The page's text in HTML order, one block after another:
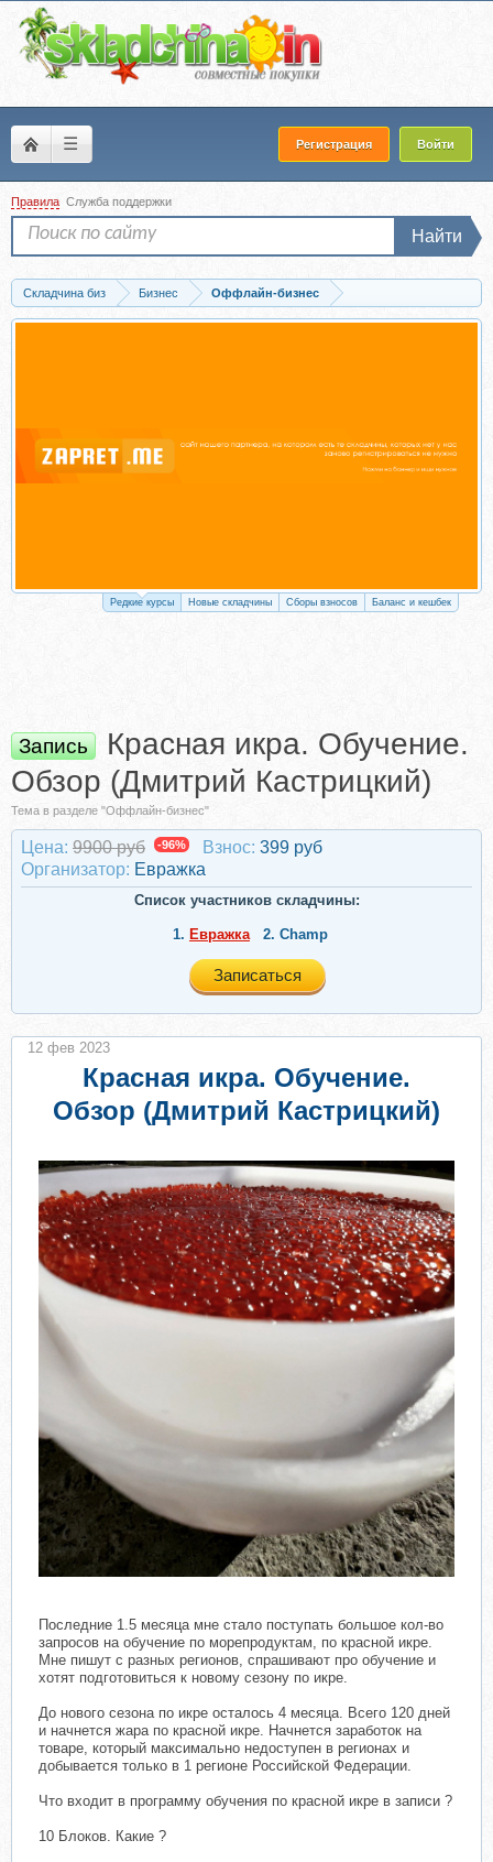
☰ Регистрация Войти
Правила Служба поддержки
Найти
Складчина биз Бизнес
Оффлайн-бизнес
Запись Красная икра. Обучение. Обзор (Дмитрий Кастрицкий)
Редкие курсы Новые складчины Сборы взносов Баланс и кешбек
Запись
Красная икра. Обучение.
Обзор (Дмитрий Кастрицкий)
Тема в разделе "Оффлайн-бизнес"
Цена: 9900 руб -96% Взнос: 399 руб
Организатор: Евражкa
Список участников складчины:
1. Евражкa 2. Champ
Записаться
Красная икра. Обучение.
Обзор (Дмитрий Кастрицкий)
Последние 1.5 месяца мне стало поступать большое кол-во
запросов на обучение по морепродуктам, по красной икре.
Мне пишут с разных регионов, спрашивают про обучение и
хотят подготовиться к новому сезону по икре.
До нового сезона по икре осталось 4 месяца. Всего 120 дней
и начнется жара по красной икре. Начнется заработок на
товаре, который максимально недоступен в регионах и
добывается только в 1 регионе Российской Федерации.
Что входит в программу обучения по красной икре в записи ?
10 Блоков. Какие ?
12 фев 2023